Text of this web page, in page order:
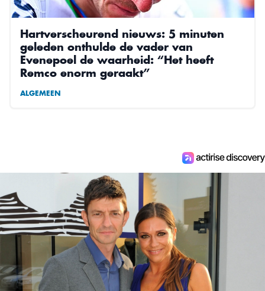
Hartverscheurend nieuws: 5 minuten
geleden onthulde de vader van
Evenepoel de waarheid: “Het heeft
Remco enorm geraakt”
ALGEMEEN